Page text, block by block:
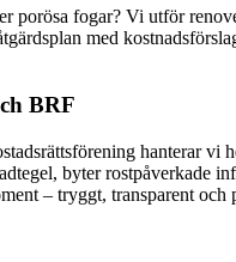
porösa fogar? Vi utför
med
BRF
hanterar
byter rostpåverkade
– tryggt, transparent och